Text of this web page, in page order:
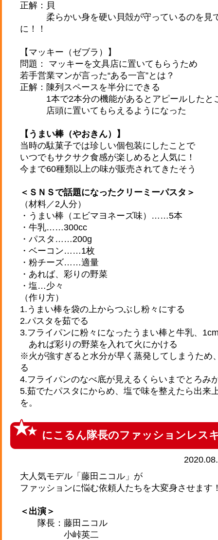
正解：貝
柔らかい身を硬い貝殻が守っているのを見
に！！
【マッキー（ゼブラ）】
問題： マッキーを文具店に置いてもらうため
若手営業マンが言った“ある一言”とは？
正解：陳列スペースを半分にできる
1本で2本分の機能があるとアピールしたと
店頭に置いてもらえるようになった
【うまい棒（やおきん）】
当時の駄菓子では珍しい個包装にしたことで
いつでもサクサク食感が楽しめると人気に！
今まで60種類以上の味が販売されてきたそう
＜ＳＮＳで話題になったクリーミーパスタ＞
（材料／2人分）
・うまい棒（エビマヨネーズ味）……5本
・牛乳……300cc
・パスタ……200g
・ベーコン……1枚
・粉チーズ……適量
・あれば、彩りの野菜
・塩…少々
（作り方）
1.うまい棒を袋の上からつぶし粉々にする
2.パスタを茹でる
3.フライパンに粉々になったうまい棒と牛乳、
あれば彩りの野菜を入れて火にかける
※火が強すぎると水分が早く蒸発してしまうため
る
4.フライパンのなべ底が見えるくらいまでとろみ
5.茹でたパスタにからめ、塩で味を整えたら出来
を。
にこるん隊長のファッションレス
大人気モデル「藤田ニコル」が
ファッションに悩む依頼人たちを大変身させます
＜出演＞
隊長：藤田ニコル
小峠英二